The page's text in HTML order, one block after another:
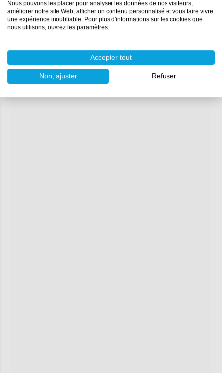
Nous pouvons les placer pour analyser les données de nos visiteurs,
améliorer notre site Web, afficher un contenu personnalisé et vous faire vivre
une expérience inoubliable. Pour plus d'informations sur les cookies que
nous utilisons, ouvrez les paramètres.
Accepter tout
Non, ajuster Refuser